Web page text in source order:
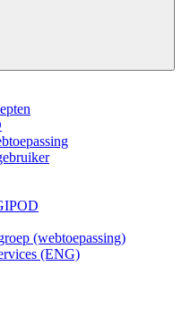
(webtoepassing)
(ENG)